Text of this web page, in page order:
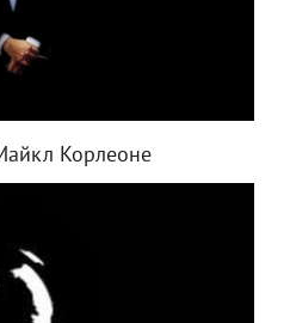
Корлеоне